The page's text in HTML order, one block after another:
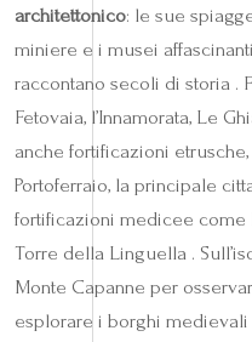
architettonico: le sue
miniere e i musei
raccontano secoli di storia .
Fetovaia, l’Innamorata, Le
anche fortificazioni
Portoferraio, la principale
fortificazioni medicee come
Torre della Linguella .
Monte Capanne per
esplorare i borghi